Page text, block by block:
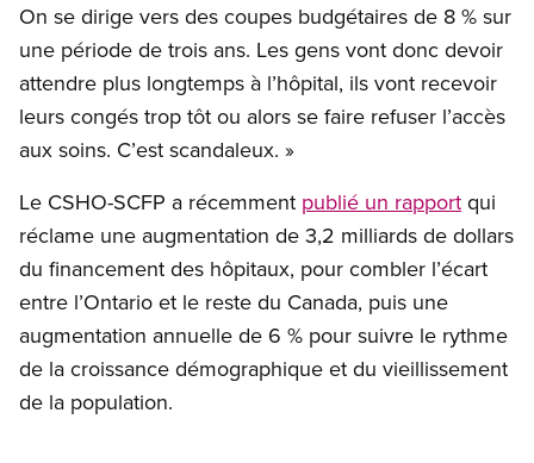
On se dirige vers des coupes budgétaires de 8 % sur
une période de trois ans. Les gens vont donc devoir
attendre plus longtemps à l’hôpital, ils vont recevoir
leurs congés trop tôt ou alors se faire refuser l’accès
aux soins. C’est scandaleux. »
Le CSHO-SCFP a récemment publié un rapport qui
réclame une augmentation de 3,2 milliards de dollars
du financement des hôpitaux, pour combler l’écart
entre l’Ontario et le reste du Canada, puis une
augmentation annuelle de 6 % pour suivre le rythme
de la croissance démographique et du vieillissement
de la population.